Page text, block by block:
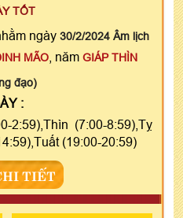
TỐT
ngày 30/2/2024 Âm lịch
MÃO , năm GIÁP THÌN
đạo)
:
2:59),Thìn (7:00-8:59),Tỵ
(19:00-20:59)
TIẾT